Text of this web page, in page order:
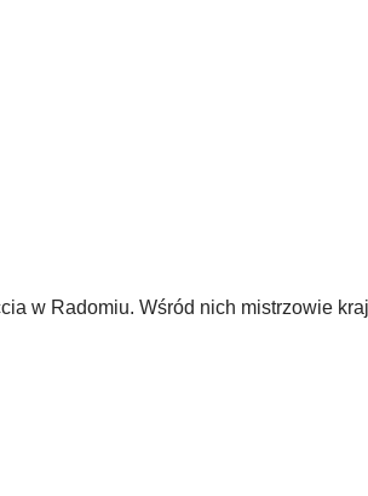
w Radomiu. Wśród nich mistrzowie